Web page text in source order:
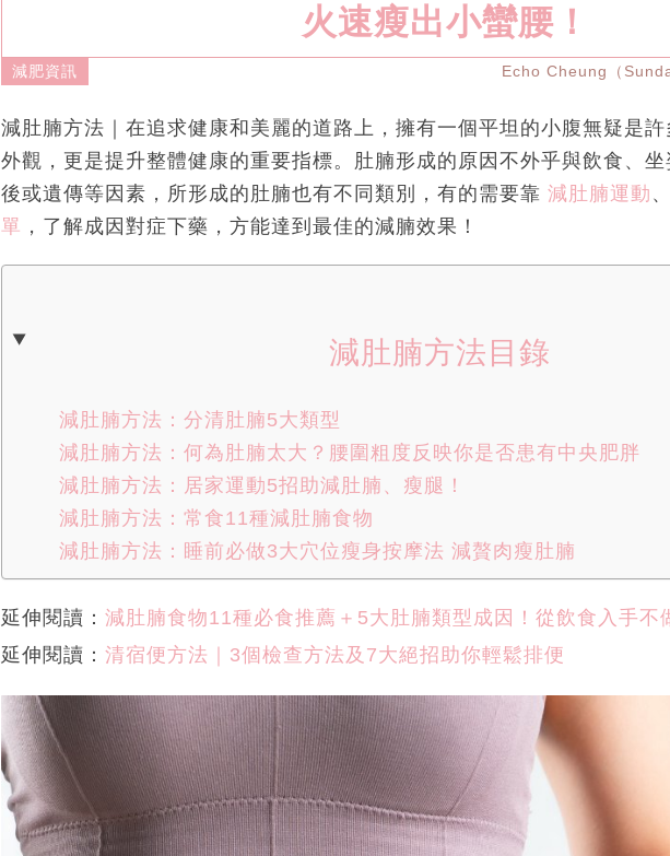
火速瘦出小蠻腰！
減肥資訊 Echo Cheung（
減肚腩方法｜在追求健康和美麗的道路上，擁有一個平坦的小腹無疑是
外觀，更是提升整體健康的重要指標。肚腩形成的原因不外乎與飲食、
後或遺傳等因素，所形成的肚腩也有不同類別，有的需要靠 減肚腩運動
單 ，了解成因對症下藥，方能達到最佳的減腩效果！
減肚腩方法目錄
減肚腩方法：分清肚腩5大類型
減肚腩方法：何為肚腩太大？腰圍粗度反映你是否患有中央肥胖
減肚腩方法：居家運動5招助減肚腩、瘦腿！
減肚腩方法：常食11種減肚腩食物
減肚腩方法：睡前必做3大穴位瘦身按摩法 減贅肉瘦肚腩
延伸閱讀： 減肚腩食物11種必食推薦＋5大肚腩類型成因！從飲食入手不
延伸閱讀： 清宿便方法｜3個檢查方法及7大絕招助你輕鬆排便